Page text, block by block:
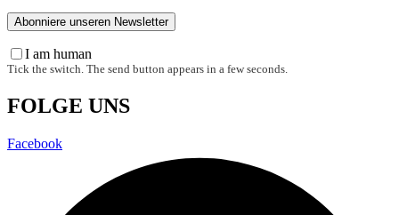
I am human
Tick the switch. The send button appears in a few seconds.
FOLGE UNS
Facebook